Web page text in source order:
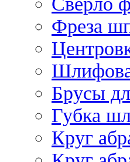
Фреза
Брусы
Губка
Круг